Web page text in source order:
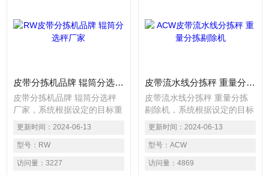
过Modbus通信，轻松实现生
产信息无缝连接
过Modbus通信，轻松实现生
产信息无缝连接
皮带分拣机品牌 辊筒分选秤厂家
皮带分拣机品牌 辊筒分选秤
厂家，系统根据设定的目标重
量值，自动检测出产品的重量
是否合格、包装箱内产品的数
量是否有缺失、说明书或配件
是否漏装或多装等，发现不合
格品系统将自动发出警报或根
更新时间： 2024-06-13
型号： RW
访问量： 3227
皮带流水线分拣秤 重量分拣剔除机
皮带流水线分拣秤 重量分拣
剔除机，系统根据设定的目标
重量值，自动检测出产品的重
量是否合格、包装箱内产品的
数量是否有缺失、说明书或配
件是否漏装或多装等，在线分
拣机常见的剔除方式有推杆
更新时间： 2024-06-13
型号： ACW
访问量： 4869